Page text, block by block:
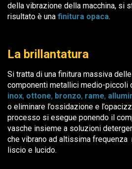
della vibrazione della macchina, si
risultato è una finitura opaca.
La brillantatura
Si tratta di una finitura massiva
componenti metallici medio-piccoli
inox, ottone, bronzo, rame,
o eliminare l’ossidazione e
processo si esegue ponendo il
vasche insieme a soluzioni
che vibrano ad altissima frequenza
liscio e lucido.